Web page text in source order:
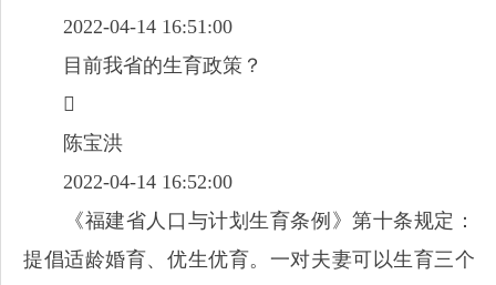
2022-04-14 16:51:00
目前我省的生育政策？

陈宝洪
2022-04-14 16:52:00
《福建省人口与计划生育条例》第十条规定：
提倡适龄婚育、优生优育。一对夫妻可以生育三个